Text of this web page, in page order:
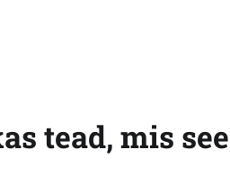
tead, mis